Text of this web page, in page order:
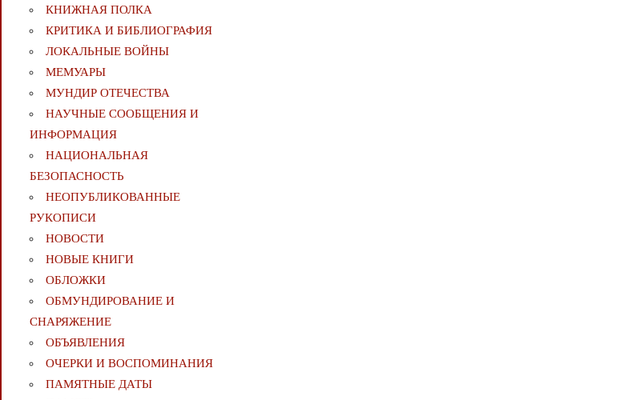
КНИЖНАЯ ПОЛКА
КРИТИКА И БИБЛИОГРАФИЯ
ЛОКАЛЬНЫЕ ВОЙНЫ
МЕМУАРЫ
МУНДИР ОТЕЧЕСТВА
НАУЧНЫЕ СООБЩЕНИЯ И
ИНФОРМАЦИЯ
НАЦИОНАЛЬНАЯ
БЕЗОПАСНОСТЬ
НЕОПУБЛИКОВАННЫЕ
РУКОПИСИ
НОВОСТИ
НОВЫЕ КНИГИ
ОБЛОЖКИ
ОБМУНДИРОВАНИЕ И
СНАРЯЖЕНИЕ
ОБЪЯВЛЕНИЯ
ОЧЕРКИ И ВОСПОМИНАНИЯ
ПАМЯТНЫЕ ДАТЫ